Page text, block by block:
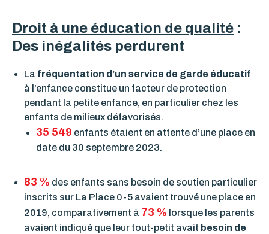
Droit à une éducation de qualité :
Des inégalités perdurent
La fréquentation d’un service de garde éducatif
à l’enfance constitue un facteur de protection
pendant la petite enfance, en particulier chez les
enfants de milieux défavorisés.
35 549 enfants étaient en attente d’une place en
date du 30 septembre 2023.
83 % des enfants sans besoin de soutien particulier
inscrits sur La Place 0-5 avaient trouvé une place en
2019, comparativement à 73 % lorsque les parents
avaient indiqué que leur tout-petit avait besoin de